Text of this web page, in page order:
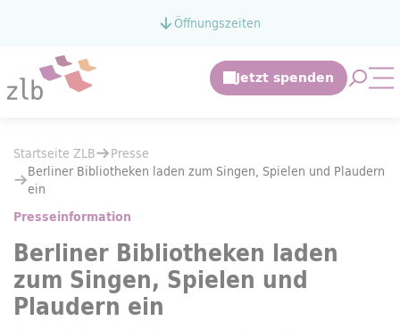
Zum Hauptinhalt springenÖffnungszeiten
Presse
Berliner Bibliotheken laden zum Singen, Spielen und Plaudern ein
Sie befinden sich hier:
Startseite ZLB
Presse
Berliner Bibliotheken laden zum Singen, Spielen und Plaudern
ein
Presseinformation
Berliner Bibliotheken laden
zum Singen, Spielen und
Plaudern ein